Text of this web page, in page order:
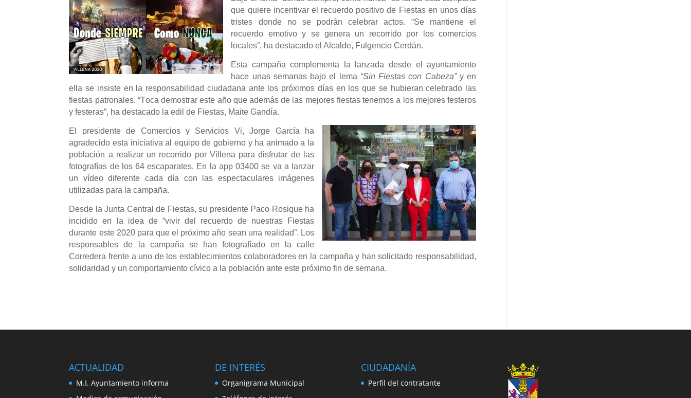
que quiere incentivar el recuerdo positivo de Fiestas en unos días
tristes donde no se podrán celebrar actos. “Se mantiene el
recuerdo emotivo y se genera un recorrido por los comercios
locales”, ha destacado el Alcalde, Fulgencio Cerdán.
Esta campaña complementa la lanzada desde el ayuntamiento
hace unas semanas bajo el lema “Sin Fiestas con Cabeza”y en
ella se insiste en la responsabilidad ciudadana ante los próximos días en los que se hubieran celebrado las
fiestas patronales. “Toca demostrareste año que además de las mejores fiestas tenemos a los mejores festeros
y festeras”, ha destacado la edil de Fiestas, Maite Gandía.
El presidente de Comercios y Servicios Vi, Jorge García ha
agradecido esta iniciativa al equipo de gobierno y ha animado a la
población a realizar un recorrido por Villena para disfrutar de las
fotografías de los 64 escaparates. En la app 03400 se va a lanzar
un vídeo diferente cada día con las espectaculares imágenes
utilizadas para la campaña.
Desde la Junta Central de Fiestas, su presidente Paco Rosique ha
incidido en la idea de “vivir del recuerdo de nuestras Fiestas
durante este 2020 para que el próximo año sean una realidad”. Los
responsables de la campaña se han fotografíado en la calle
Corredera frente a uno de los establecimientos colaboradores en la campaña y han solicitado responsabilidad,
solidaridad y un comportamiento cívico a la población ante este próximo fin de semana.
ACTUALIDAD
M.I. Ayuntamiento informa
DE INTERÉS
Organigrama Municipal
CIUDADANÍA
Perfil del contratante